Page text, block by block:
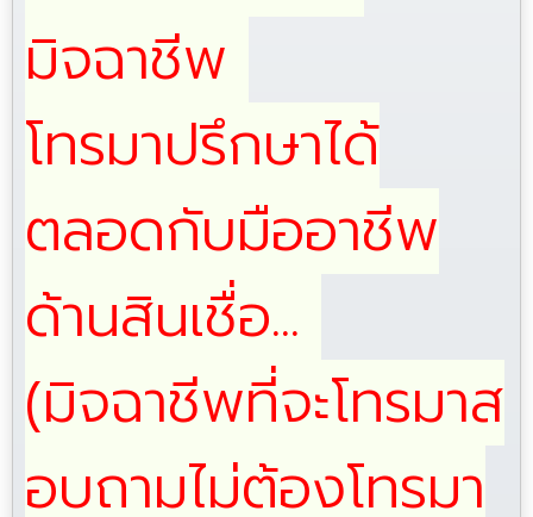
มิจฉาชีพ
โทรมาปรึกษาได้
ตลอดกับมืออาชีพ
ด้านสินเชื่อ...
(มิจฉาชีพที่จะโทรมาส
อบถามไม่ต้องโทรมา